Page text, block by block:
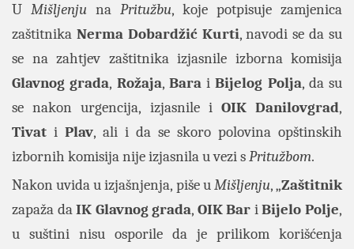
U Mišljenju na Pritužbu, koje potpisuje zamjenica
zaštitnika Nerma Dobardžić Kurti, navodi se da su
se na zahtjev zaštitnika izjasnile izborna komisija
Glavnog grada, Rožaja, BaraiBijelog Polja, da su
se nakon urgencija, izjasnile i OIK Danilovgrad,
Tivat i Plav, ali i da se skoro polovina opštinskih
izbornih komisija nije izjasnila u vezi sPritužbom.
Nakon uvida u izjašnjenja, piše uMišljenju, „Zaštitnik
zapaža daIK Glavnog grada, OIK Bar iBijelo Polje,
u suštini nisu osporile da je prilikom korišćenja